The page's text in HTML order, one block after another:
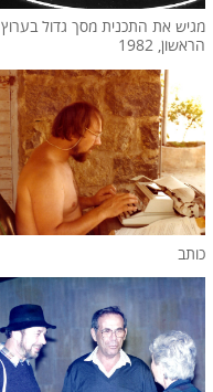
מגיש את התכנית מסך גדול בערוץ
הראשון, 1982
כותב